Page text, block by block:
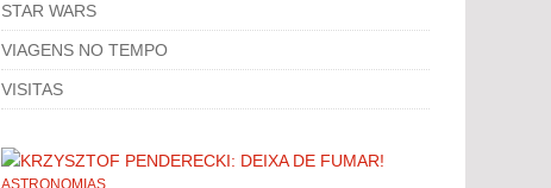
STAR WARS
VIAGENS NO TEMPO
VISITAS
ASTRONOMIAS